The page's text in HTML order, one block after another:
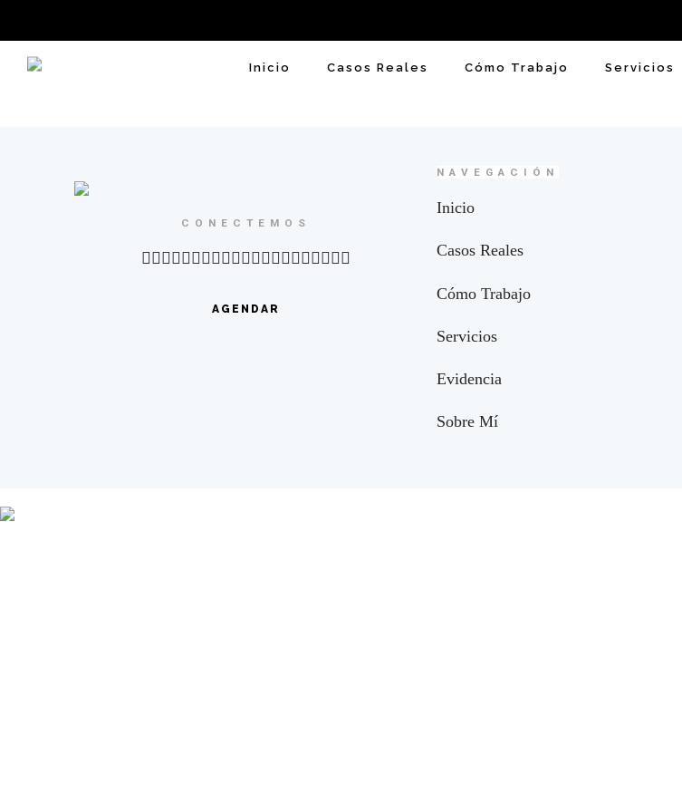
Inicio Casos Reales Cómo Trabajo Servicios
CONECTEMOS
AGENDAR
NAVEGACIÓN
Inicio
Casos Reales
Cómo Trabajo
Servicios
Evidencia
Sobre Mí